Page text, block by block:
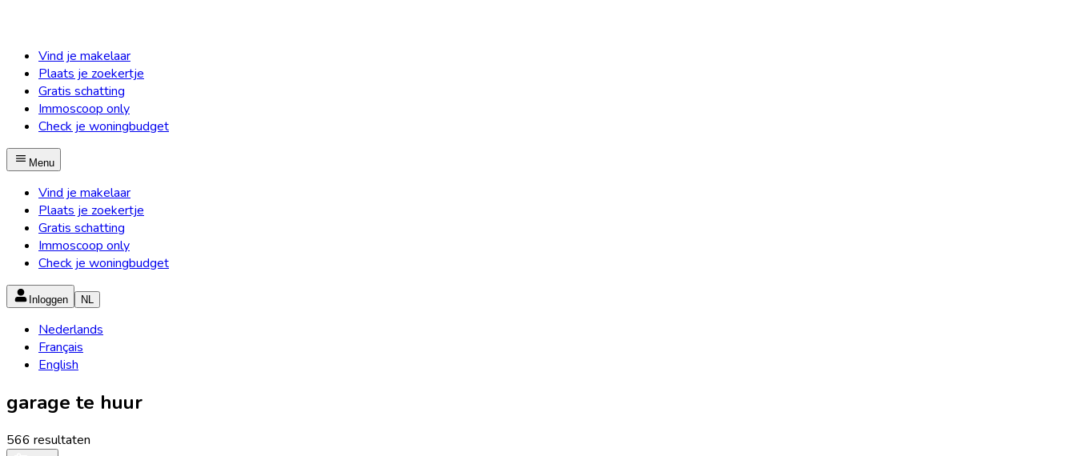
Vind je makelaar
Plaats je zoekertje
Gratis schatting
Immoscoop only
Check je woningbudget
Menu
Vind je makelaar
Plaats je zoekertje
Gratis schatting
Immoscoop only
Check je woningbudget
Inloggen NL
Nederlands
Français
English
garage te huur
566 resultaten